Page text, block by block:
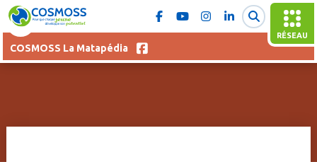
RÉSEAU
COSMOSS La Matapédia